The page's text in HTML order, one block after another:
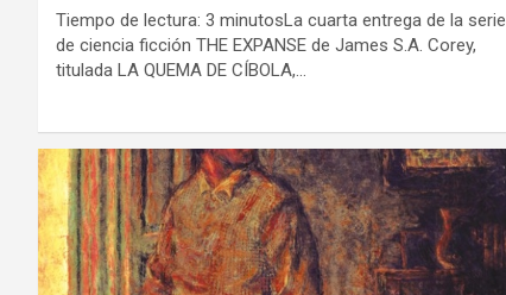
Tiempo de lectura: 3 minutosLa cuarta entrega de la serie
de ciencia ficción THE EXPANSE de James S.A. Corey,
titulada LA QUEMA DE CÍBOLA,…